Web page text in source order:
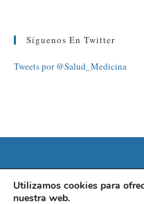
Síguenos En Twitter
Tweets por @Salud_Medicina
Utilizamos cookies para
nuestra web.